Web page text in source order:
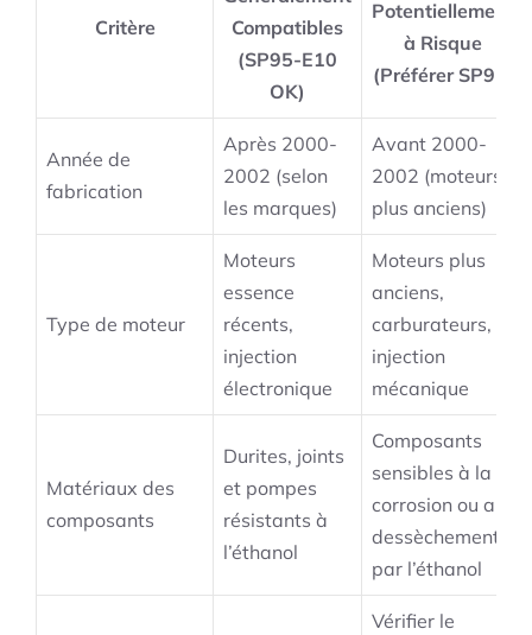
Critère
Compatibles
(SP95-E10
OK)
Potentiellement
à Risque
(Préférer SP95)
Année de
fabrication
Après 2000-
2002 (selon
les marques)
Avant 2000-
2002 (moteurs
plus anciens)
Type de moteur
Moteurs
essence
récents,
injection
électronique
Moteurs plus
anciens,
carburateurs,
injection
mécanique
Matériaux des
composants
Durites, joints
et pompes
résistants à
l’éthanol
Composants
sensibles à la
corrosion ou au
dessèchement
par l’éthanol
Vérifier le